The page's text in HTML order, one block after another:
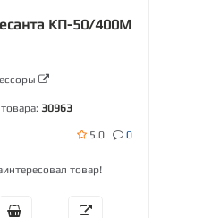
КП-50/400М
30963
5.0 0
товар!